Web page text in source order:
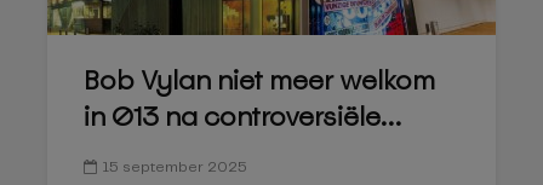
Bob Vylan niet meer welkom
in 013 na controversiële...
15 september 2025